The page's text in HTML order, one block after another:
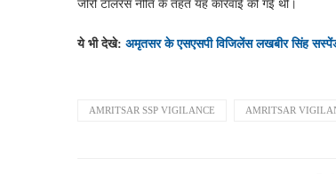
जीरो टॉलरेंस नीति के तहत यह कार्रवाई की गई थी।
ये भी देखे: अमृतसर के एसएसपी विजिलेंस लखबीर सिंह
AMRITSAR SSP VIGILANCE AMRITSAR